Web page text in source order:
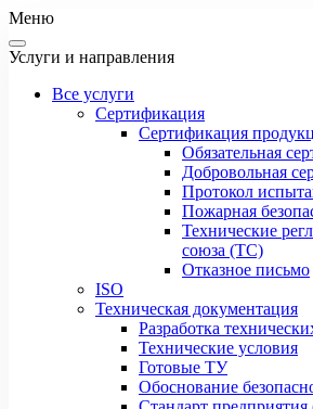
Меню
Услуги и направления
Все услуги
Сертификация
Сертификация
Обязательная
Добровольная
Протокол
Пожарная
Технические
союза (ТС)
Отказное письмо
ISO
Техническая документация
Разработка
Технические условия
Готовые ТУ
Обоснование